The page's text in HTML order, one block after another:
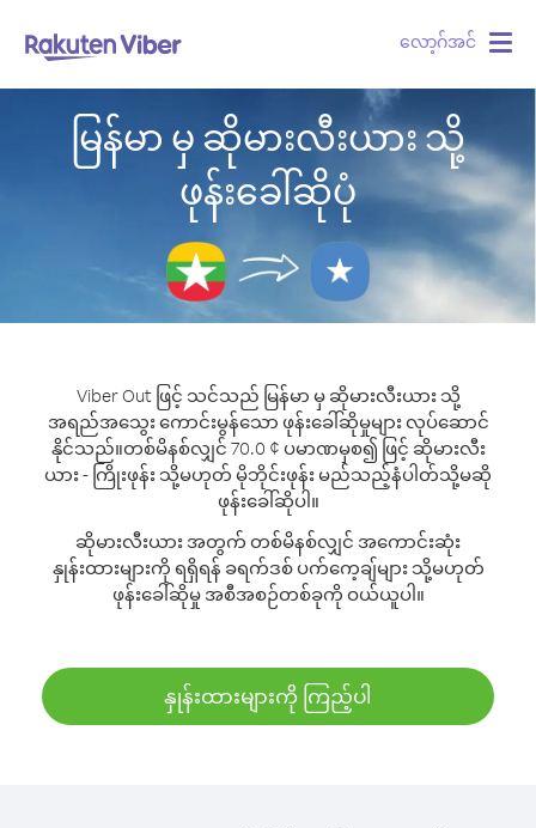
လော့ဂ်အင်
မြန်မာ မှ ဆိုမားလီးယား သို့
ဖုန်းခေါ်ဆိုပုံ
Viber Out ဖြင့် သင်သည် မြန်မာ မှ ဆိုမားလီးယား သို့
အရည်အသွေး ကောင်းမွန်သော ဖုန်းခေါ်ဆိုမှုများ လုပ်ဆောင်
နိုင်သည်။တစ်မိနစ်လျှင် 70.0 ¢ ပမာဏမှစ၍ ဖြင့် ဆိုမားလီး
ယား - ကြိုးဖုန်း သို့မဟုတ် မိုဘိုင်းဖုန်း မည်သည့်နံပါတ်သို့မဆို
ဖုန်းခေါ်ဆိုပါ။
ဆိုမားလီးယား အတွက် တစ်မိနစ်လျှင် အကောင်းဆုံး
နှုန်းထားများကို ရရှိရန် ခရက်ဒစ် ပက်ကေ့ချ်များ သို့မဟုတ်
ဖုန်းခေါ်ဆိုမှု အစီအစဉ်တစ်ခုကို ဝယ်ယူပါ။
နှုန်းထားများကို ကြည့်ပါ